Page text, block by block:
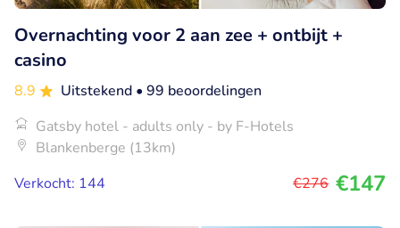
Overnachting voor 2 aan zee + ontbijt +
casino
8.9 Uitstekend • 99 beoordelingen
Gatsby hotel - adults only - by F-Hotels
Blankenberge (13km)
Verkocht: 144
€276 €147